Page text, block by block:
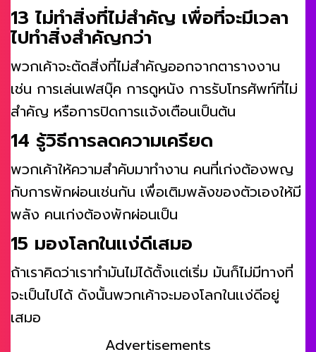
13 ไม่ทำสิ่งที่ไม่สำคัญ เพื่อที่จะมีเวลา
ไปทำสิ่งสำคัญกว่า
พวกเค้าจะตัดสิ่งที่ไม่สำคัญออกจากตารางงาน
เช่น การเล่นเฟสบุ๊ค การดูหนัง การรับโทรศัพท์ที่ไม่
สำคัญ หรือการปิดการเเจ้งเตือนเป็นต้น
14 รู้วิธีการลดความเครียด
พวกเค้าให้ความสำคับมาทำงาน คนที่เก่งต้องพญ
กับการพักผ่อนเช่นกัน เพื่อเติมพลังของตัวเองให้มี
พลัง คนเก่งต้องพักผ่อนเป็น
15 มองโลกในเเง่ดีเสมอ
ถ้าเราคิดว่าเราทำมันไม่ได้ตั้งเเต่เริ่ม มันก็ไม่มีทางที่
จะเป็นไปได้ ดังนั้นพวกเค้าจะมองโลกในเเง่ดีอยู่
เสมอ
Advertisements